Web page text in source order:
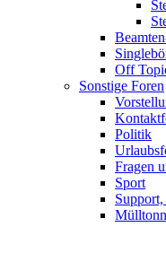
Off
Sonstige Foren
Politik
Fragen
Sport